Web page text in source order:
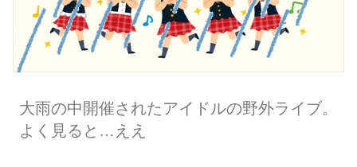
大雨の中開催されたアイドルの野外ライブ。
よく見ると…ええ